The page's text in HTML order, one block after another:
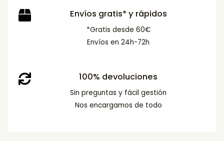
Envíos gratis* y rápidos
*Gratis desde 60€
Envíos en 24h-72h
100% devoluciones
Sin preguntas y fácil gestión
Nos encargamos de todo